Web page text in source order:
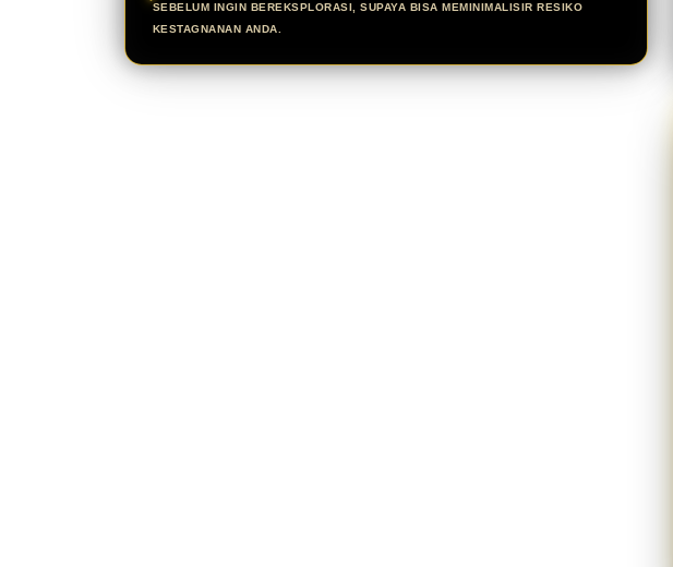
SEBELUM INGIN BEREKSPLORASI, SUPAYA BISA MEMINIMALISIR RESIKO
KESTAGNANAN ANDA.